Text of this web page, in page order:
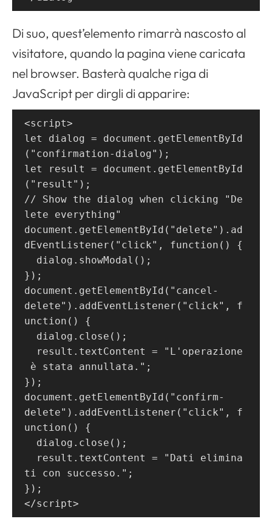
Di suo, quest’elemento rimarrà nascosto al
visitatore, quando la pagina viene caricata
nel browser. Basterà qualche riga di
JavaScript per dirgli di apparire:
<script>
let dialog = document.getElementById
("confirmation-dialog");
let result = document.getElementById
("result");
// Show the dialog when clicking "De
lete everything"
document.getElementById("delete").ad
dEventListener("click", function() {
dialog.showModal();
});
document.getElementById("cancel-
delete").addEventListener("click", f
unction() {
dialog.close();
result.textContent = "L'operazione
è stata annullata.";
});
document.getElementById("confirm-
delete").addEventListener("click", f
unction() {
dialog.close();
result.textContent = "Dati elimina
ti con successo.";
});
</script>